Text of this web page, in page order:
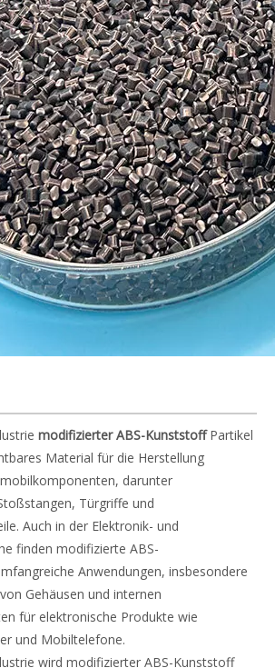
modifizierter ABS-KunststoffPartikel
Material für die Herstellung
darunter
Türgriffe und
Auch in der Elektronik- und
finden modifizierte ABS-
Anwendungen, insbesondere
Gehäusen und internen
für elektronische Produkte wie
und Mobiltelefone.
wird modifizierter ABS-Kunststoff